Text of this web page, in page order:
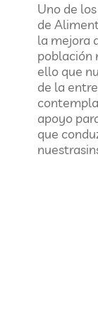
Uno de
de
la mejora
población
ello que
de la
apoyo
que